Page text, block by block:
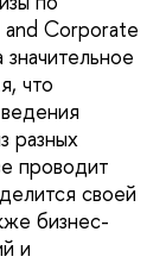
and Corporate
что
разных
проводит
своей
бизнес-
и